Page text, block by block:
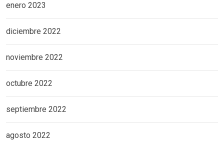
enero 2023
diciembre 2022
noviembre 2022
octubre 2022
septiembre 2022
agosto 2022